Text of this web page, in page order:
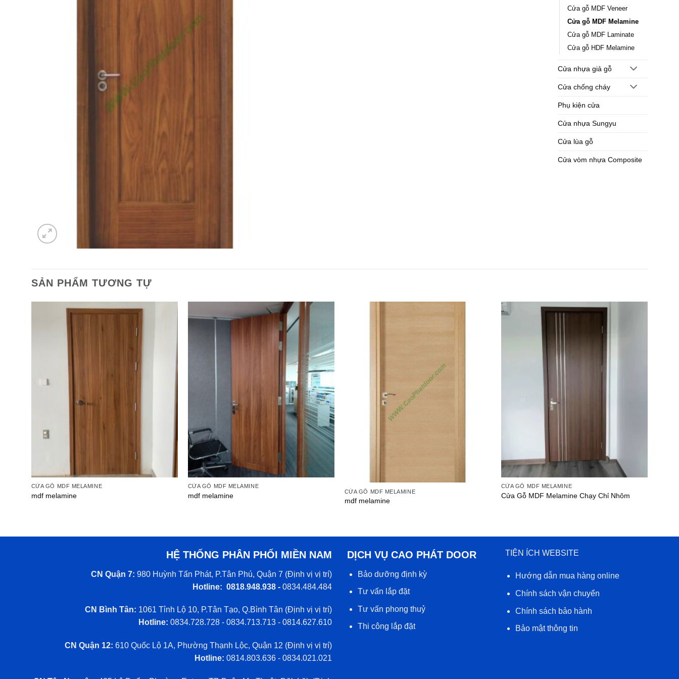
Cửa gỗ MDF Veneer
Cửa gỗ MDF Melamine
Cửa gỗ MDF Laminate
Cửa gỗ HDF Melamine
Cửa nhựa giả gỗ
Cửa chống cháy
Phụ kiện cửa
Cửa nhựa Sungyu
Cửa lùa gỗ
Cửa vòm nhựa Composite
SẢN PHẨM TƯƠNG TỰ
CỬA GỖ MDF MELAMINE
mdf melamine
CỬA GỖ MDF MELAMINE
mdf melamine
CỬA GỖ MDF MELAMINE
mdf melamine
CỬA GỖ MDF MELAMINE
Cửa Gỗ MDF Melamine Chạy Chỉ Nhôm
HỆ THỐNG PHÂN PHỐI MIỀN NAM
CN Quận 7: 980 Huỳnh Tấn Phát, P.Tân Phú, Quận 7 (Định vị vị trí)
Hotline: 0818.948.938 - 0834.484.484
CN Bình Tân: 1061 Tỉnh Lộ 10, P.Tân Tạo, Q.Bình Tân (Định vị vị trí)
Hotline: 0834.728.728 - 0834.713.713 - 0814.627.610
CN Quận 12: 610 Quốc Lộ 1A, Phường Thạnh Lộc, Quận 12 (Định vị vị trí)
Hotline: 0814.803.636 - 0834.021.021
DỊCH VỤ CAO PHÁT DOOR
Bảo dưỡng định kỳ
Tư vấn lắp đặt
Tư vấn phong thuỷ
Thi công lắp đặt
TIỆN ÍCH WEBSITE
Hướng dẫn mua hàng online
Chính sách vận chuyển
Chính sách bảo hành
Bảo mật thông tin